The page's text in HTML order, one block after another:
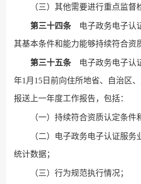
（三）其他需要进行重点监督
第三十四条电子政务电子认
其基本条件和能力能够持续符合资
第三十五条电子政务电子认
年1月15日前向住所地省、自治区
报送上一年度工作报告，包括：
（一）持续符合资质认定条件
（二）电子政务电子认证服务
统计数据；
（三）行为规范执行情况；